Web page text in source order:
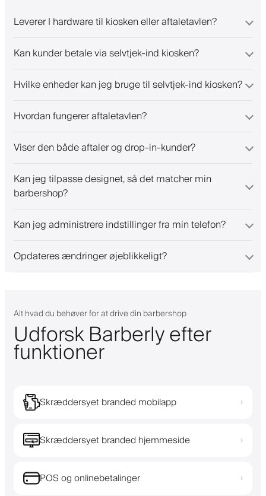
Leverer I hardware til kiosken eller aftaletavlen?
Kan kunder betale via selvtjek-ind kiosken?
Hvilke enheder kan jeg bruge til selvtjek-ind kiosken?
Hvordan fungerer aftaletavlen?
Viser den både aftaler og drop-in-kunder?
Kan jeg tilpasse designet, så det matcher min
barbershop?
Kan jeg administrere indstillinger fra min telefon?
Opdateres ændringer øjeblikkeligt?
Alt hvad du behøver for at drive din barbershop
Udforsk Barberly efter
funktioner
Skræddersyet branded mobilapp ›
Skræddersyet branded hjemmeside ›
POS og onlinebetalinger ›